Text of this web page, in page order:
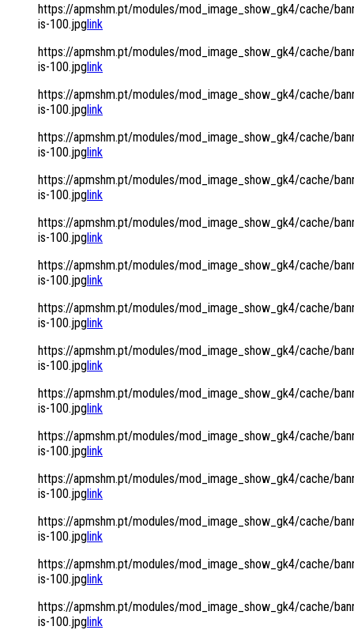
https://apmshm.pt/modules/mod_image_show_gk4/cache/
is-100.jpglink
https://apmshm.pt/modules/mod_image_show_gk4/cache/
is-100.jpglink
https://apmshm.pt/modules/mod_image_show_gk4/cache/
is-100.jpglink
https://apmshm.pt/modules/mod_image_show_gk4/cache/
is-100.jpglink
https://apmshm.pt/modules/mod_image_show_gk4/cache/
is-100.jpglink
https://apmshm.pt/modules/mod_image_show_gk4/cache/
is-100.jpglink
https://apmshm.pt/modules/mod_image_show_gk4/cache/
is-100.jpglink
https://apmshm.pt/modules/mod_image_show_gk4/cache/
is-100.jpglink
https://apmshm.pt/modules/mod_image_show_gk4/cache/
is-100.jpglink
https://apmshm.pt/modules/mod_image_show_gk4/cache/
is-100.jpglink
https://apmshm.pt/modules/mod_image_show_gk4/cache/
is-100.jpglink
https://apmshm.pt/modules/mod_image_show_gk4/cache/
is-100.jpglink
https://apmshm.pt/modules/mod_image_show_gk4/cache/
is-100.jpglink
https://apmshm.pt/modules/mod_image_show_gk4/cache/
is-100.jpglink
https://apmshm.pt/modules/mod_image_show_gk4/cache/
is-100.jpglink